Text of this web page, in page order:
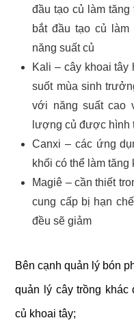
đầu tạo củ làm
bắt đầu tạo củ
năng suất củ
Kali – cây khoai
suốt mùa sinh
với năng suất cao
lượng củ được hình
Canxi – các ứng
khối có thể làm
Magiê – cần thiết
cung cấp bị hạn
đều sẽ giảm
Bên cạnh quản lý bón
quản lý cây trồng
củ khoai tây;